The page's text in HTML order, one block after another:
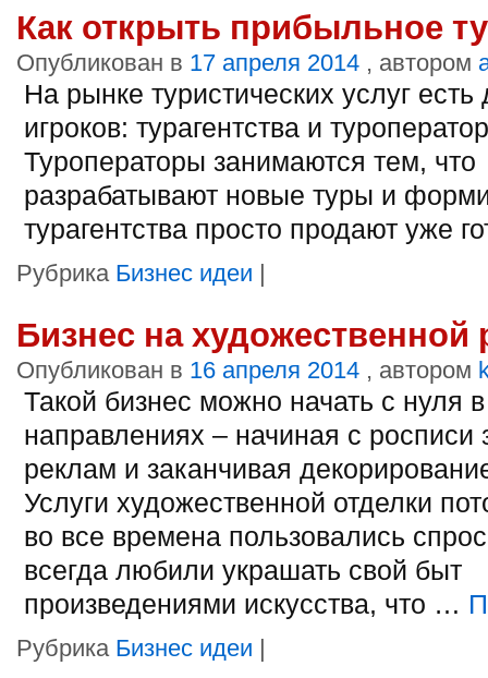
Как открыть прибыльное
Опубликован в 17 апреля 2014 , автором
На рынке туристических услуг есть
игроков: турагентства и
Туроператоры занимаются тем, что
разрабатывают новые туры и
турагентства просто продают уже
Рубрика Бизнес идеи |
Бизнес на художественной
Опубликован в 16 апреля 2014 , автором
Такой бизнес можно начать с нуля
направлениях – начиная с росписи
реклам и заканчивая
Услуги художественной отделки
во все времена пользовались
всегда любили украшать свой быт
произведениями искусства, что …
Рубрика Бизнес идеи |